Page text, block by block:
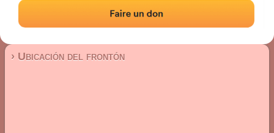
Frontón de plaza libre
Localización|Fotos|Comentarios y reseñas
› Ubicación del frontón